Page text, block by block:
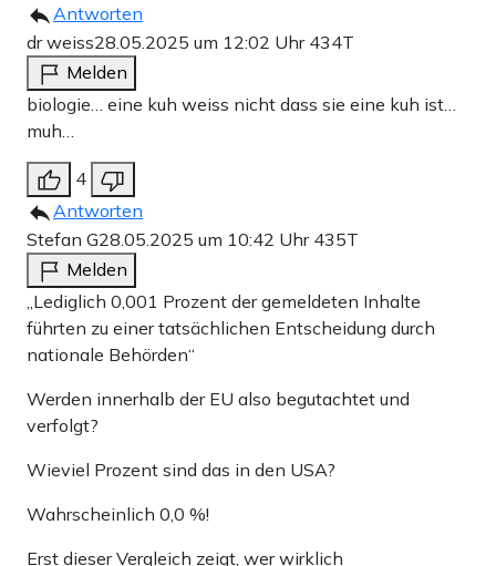
Antworten
dr weiss28.05.2025 um 12:02 Uhr 434T
Melden
biologie… eine kuh weiss nicht dass sie eine kuh ist…
muh…
4
Antworten
Stefan G28.05.2025 um 10:42 Uhr 435T
Melden
„Lediglich 0,001 Prozent der gemeldeten Inhalte
führten zu einer tatsächlichen Entscheidung durch
nationale Behörden“
Werden innerhalb der EU also begutachtet und
verfolgt?
Wieviel Prozent sind das in den USA?
Wahrscheinlich 0,0 %!
Erst dieser Vergleich zeigt, wer wirklich